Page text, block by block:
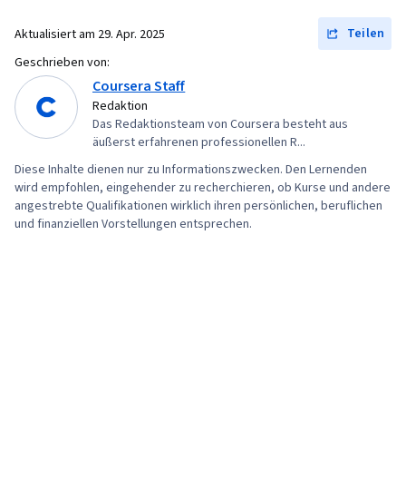
Wahrscheinlichkeitsverteilung, Statistische
Modellierung, Bereinigung von Daten, Berufliche
Statistik, Logistische Regression, Statistische
Methoden, Statistik, Arbeitsablauf-
Management, Datengestützte
Entscheidungsfindung, Angewandtes
maschinelles Lernen, Analytische Fähigkeiten,
Methoden des maschinellen Lernens,
Aktualisiert am 29. Apr. 2025
Teilen
Geschrieben von:
Coursera Staff
Redaktion
Das Redaktionsteam von Coursera besteht aus
äußerst erfahrenen professionellen R...
Diese Inhalte dienen nur zu Informationszwecken. Den Lernenden
wird empfohlen, eingehender zu recherchieren, ob Kurse und andere
angestrebte Qualifikationen wirklich ihren persönlichen, beruflichen
und finanziellen Vorstellungen entsprechen.